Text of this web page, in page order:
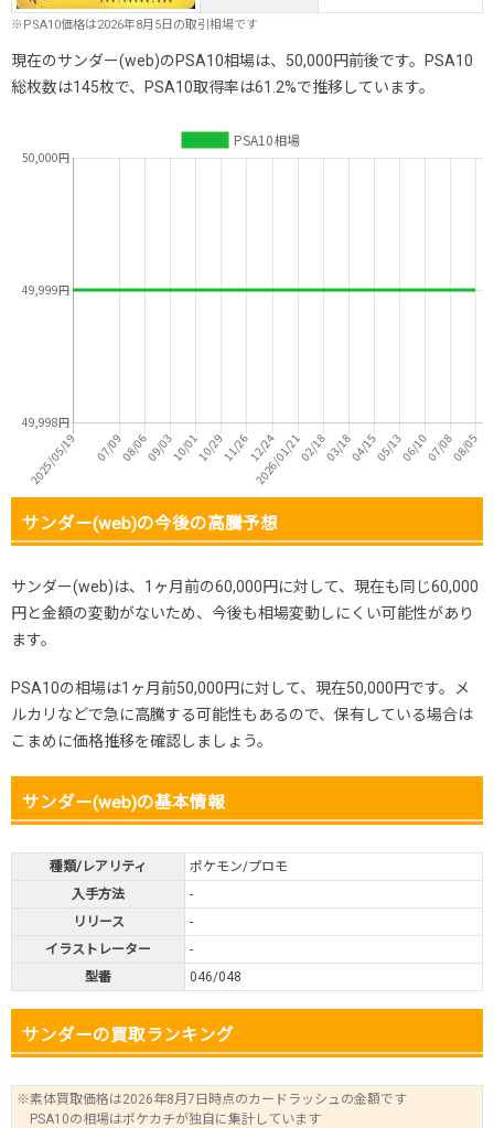
※PSA10価格は2026年8月5日の取引相場です
現在のサンダー(web)のPSA10相場は、50,000円前後です。PSA10
総枚数は145枚で、PSA10取得率は61.2%で推移しています。
サンダー(web)の今後の高騰予想
サンダー(web)は、1ヶ月前の60,000円に対して、現在も同じ60,000
円と金額の変動がないため、今後も相場変動しにくい可能性があり
ます。
PSA10の相場は1ヶ月前50,000円に対して、現在50,000円です。メ
ルカリなどで急に高騰する可能性もあるので、保有している場合は
こまめに価格推移を確認しましょう。
サンダー(web)の基本情報
種類/レアリティ
ポケモン/プロモ
入手方法
-
リリース
-
イラストレーター
-
型番
046/048
サンダーの買取ランキング
※素体買取価格は2026年8月7日時点のカードラッシュの金額です
PSA10の相場はポケカチが独自に集計しています